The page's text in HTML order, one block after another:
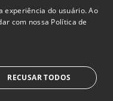
experiência do usuário. Ao
com nossa Política de
RECUSAR TODOS